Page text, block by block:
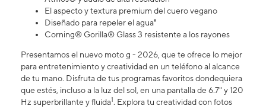
El aspecto y textura premium del cuero vegano
Diseñado para repeler el agua⁸
Corning® Gorilla® Glass 3 resistente a los rayones
Presentamos el nuevo moto g - 2026, que te ofrece lo mejor
para entretenimiento y creatividad en un teléfono al alcance
de tu mano. Disfruta de tus programas favoritos dondequiera
que estés, incluso a la luz del sol, en una pantalla de 6.7" y 120
Hz superbrillante y fluida1. Explora tu creatividad con fotos